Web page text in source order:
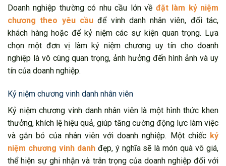
Doanh nghiệp thường có nhu cầu lớn về đặt làm kỷ niệm
chương theo yêu cầuđể vinh danh nhân viên, đối tác,
khách hàng hoặc để kỷ niệm các sự kiện quan trọng. Lựa
chọn một đơn vị làm kỷ niệm chương uy tín cho doanh
nghiệp là vô cùng quan trọng, ảnh hưởng đến hình ảnh và uy
tín của doanh nghiệp.
Kỷ niệm chương vinh danh nhân viên
Kỷ niệm chương vinh danh nhân viên là một hình thức khen
thưởng, khích lệ hiệu quả, giúp tăng cường động lực làm việc
và gắn bó của nhân viên với doanh nghiệp. Một chiếc kỷ
niệm chương vinh danhđẹp, ý nghĩa sẽ là món quà vô giá,
thể hiện sự ghi nhận và trân trọng của doanh nghiệp đối với